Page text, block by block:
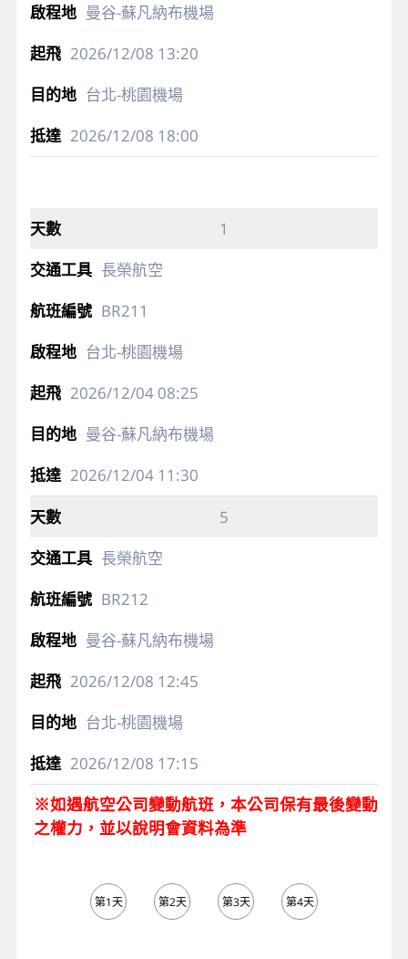
曼谷-蘇凡納布機場
2026/12/08 13:20
台北-桃園機場
2026/12/08 18:00
1
長榮航空
BR211
台北-桃園機場
2026/12/0408:25
曼谷-蘇凡納布機場
2026/12/0411:30
5
長榮航空
BR212
曼谷-蘇凡納布機場
2026/12/08 12:45
台北-桃園機場
2026/12/08 17:15
※如遇航空公司變動航班，本公司保有最後變動
之權力，並以說明會資料為準
第1天 第2天 第3天 第4天